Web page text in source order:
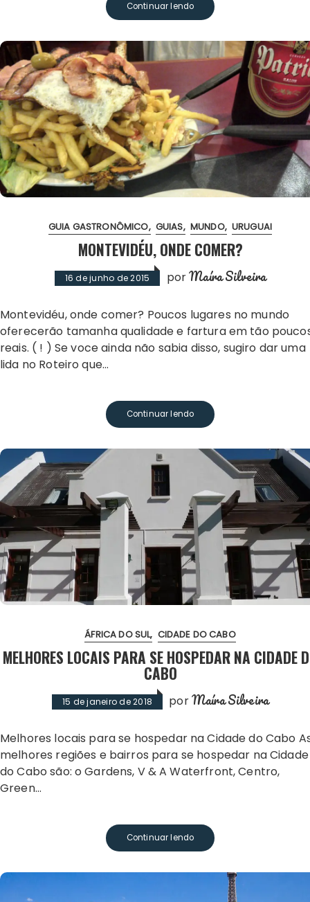
Continuar lendo
GUIA GASTRONÔMICO GUIAS MUNDO URUGUAI
MONTEVIDÉU, ONDE COMER?
16 de junho de 2015 porMaíra Silveira
Montevidéu, onde comer? Poucos lugares no mundo
oferecerão tamanha qualidade e fartura em tão
reais. ( ! ) Se voce ainda não sabia disso, sugiro dar uma
lida no Roteiro que…
Continuar lendo
ÁFRICA DO SUL CIDADE DO CABO
MELHORES LOCAIS PARA SE HOSPEDAR NA CIDADE
CABO
15 de janeiro de 2018 porMaíra Silveira
Melhores locais para se hospedar na Cidade do Cabo As
melhores regiões e bairros para se hospedar na Cidade
do Cabo são: o Gardens, V & A Waterfront, Centro,
Green…
Continuar lendo